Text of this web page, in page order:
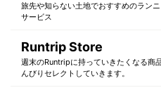
旅先や知らない土地でおすすめのラン
サービス
Runtrip Store
週末のRuntripに持っていきたくなる商
んびりセレクトしていきます。